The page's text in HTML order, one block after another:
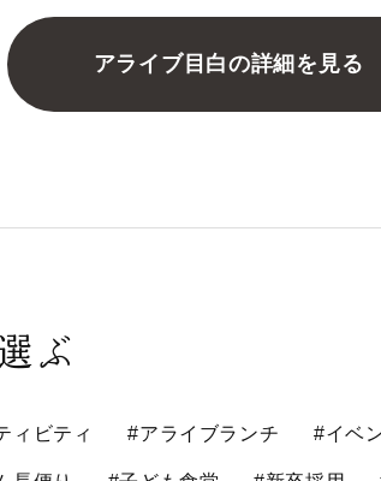
アライブ目白の詳細を見る
ぶ
ィビティ #アライブランチ #イベ